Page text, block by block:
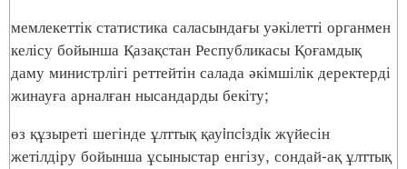
мемлекеттік статистика саласындағы уәкілетті органмен
келісу бойынша Қазақстан Республикасы Қоғамдық
даму министрлігі реттейтін салада әкімшілік деректерді
жинауға арналған нысандарды бекіту;
өз құзыреті шегінде ұлттық қауiпсiздiк жүйесін
жетілдіру бойынша ұсыныстар енгізу, сондай-ақ ұлттық